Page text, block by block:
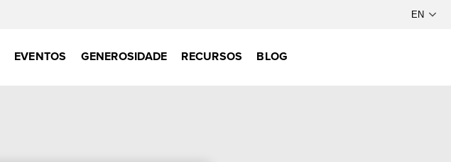
EVENTOS GENEROSIDADE RECURSOS BLOG